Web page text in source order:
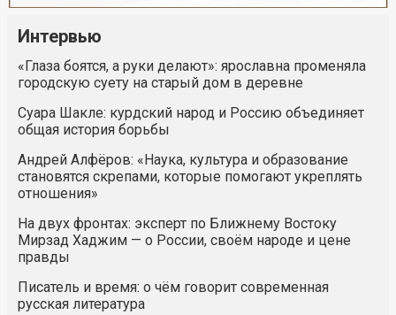
Интервью
«Глаза боятся, а руки делают»: ярославна променяла
городскую суету на старый дом в деревне
Суара Шакле: курдский народ и Россию объединяет
общая история борьбы
Андрей Алфёров: «Наука, культура и образование
становятся скрепами, которые помогают укреплять
отношения»
На двух фронтах: эксперт по Ближнему Востоку
Мирзад Хаджим — о России, своём народе и цене
правды
Писатель и время: о чём говорит современная
русская литература